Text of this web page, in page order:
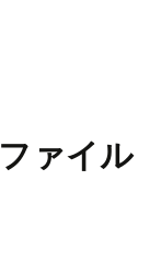
ァイル